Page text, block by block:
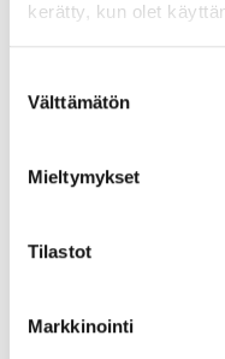
kerätty, kun olet
valinta
Välttämätön
Mieltymykset
Tilastot
Markkinointi